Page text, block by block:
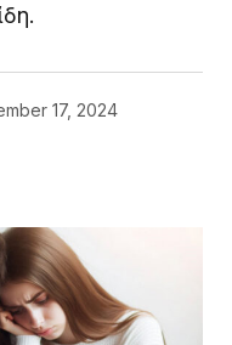
17, 2024